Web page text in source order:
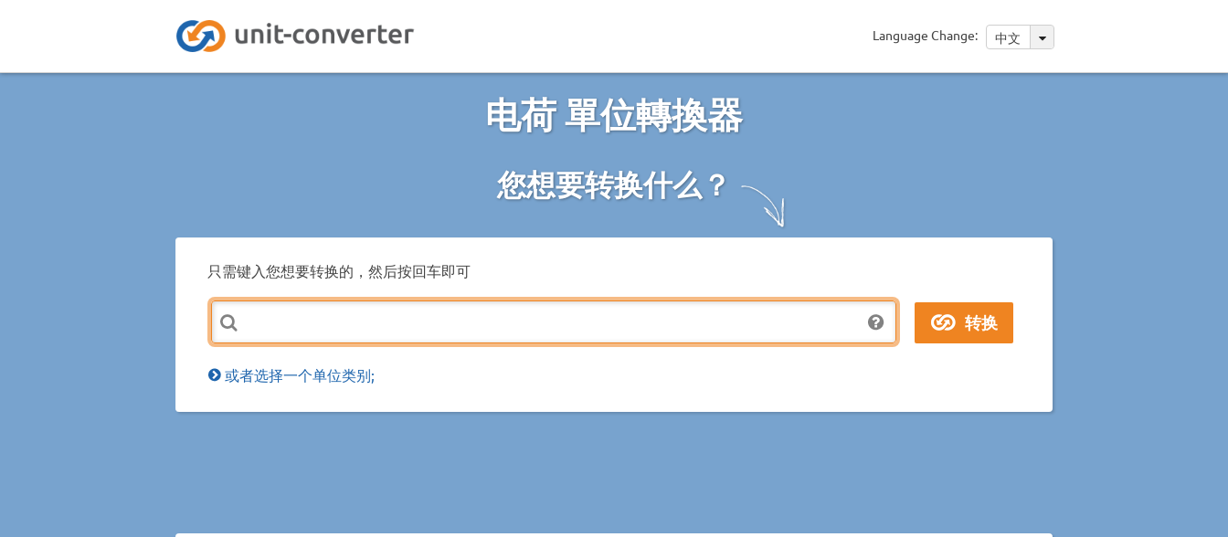
Language Change: 中文
电荷 單位轉換器
您想要转换什么？
只需键入您想要转换的，然后按回车即可
或者选择一个单位类别;